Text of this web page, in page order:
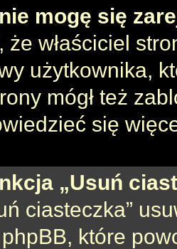
mogę się
że właściciel
użytkownika,
mógł też
się
„Usuń
ciasteczka”
które